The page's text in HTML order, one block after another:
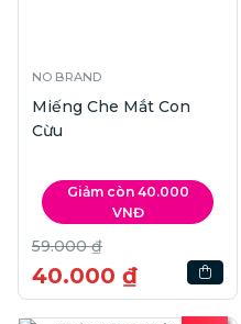
NO BRAND
Miếng Che Mắt Con
Cừu
Giảm còn 40.000
VNĐ
59.000 ₫
40.000 ₫